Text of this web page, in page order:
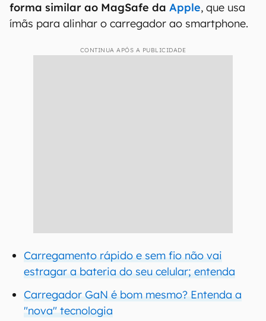
forma similar ao MagSafe da Apple, que usa
ímãs para alinhar o carregador ao smartphone.
CONTINUA APÓS A PUBLICIDADE
Carregamento rápido e sem fio não vai
estragar a bateria do seu celular; entenda
Carregador GaN é bom mesmo? Entenda a
"nova" tecnologia